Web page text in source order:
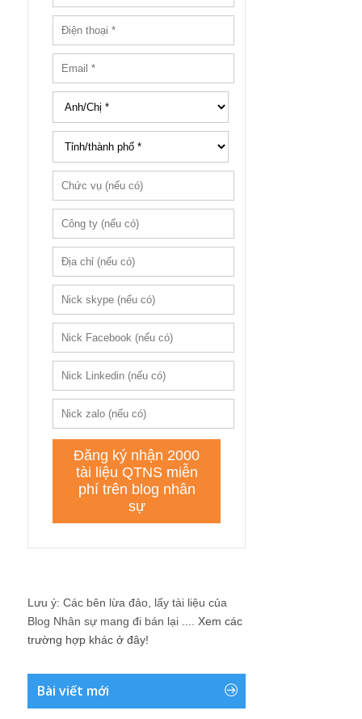
Lưu ý: Các bên lừa đảo, lấy tài liệu của
Blog Nhân sự mang đi bán lại .... Xem các
trường hợp khác ở đây!
Bài viết mới